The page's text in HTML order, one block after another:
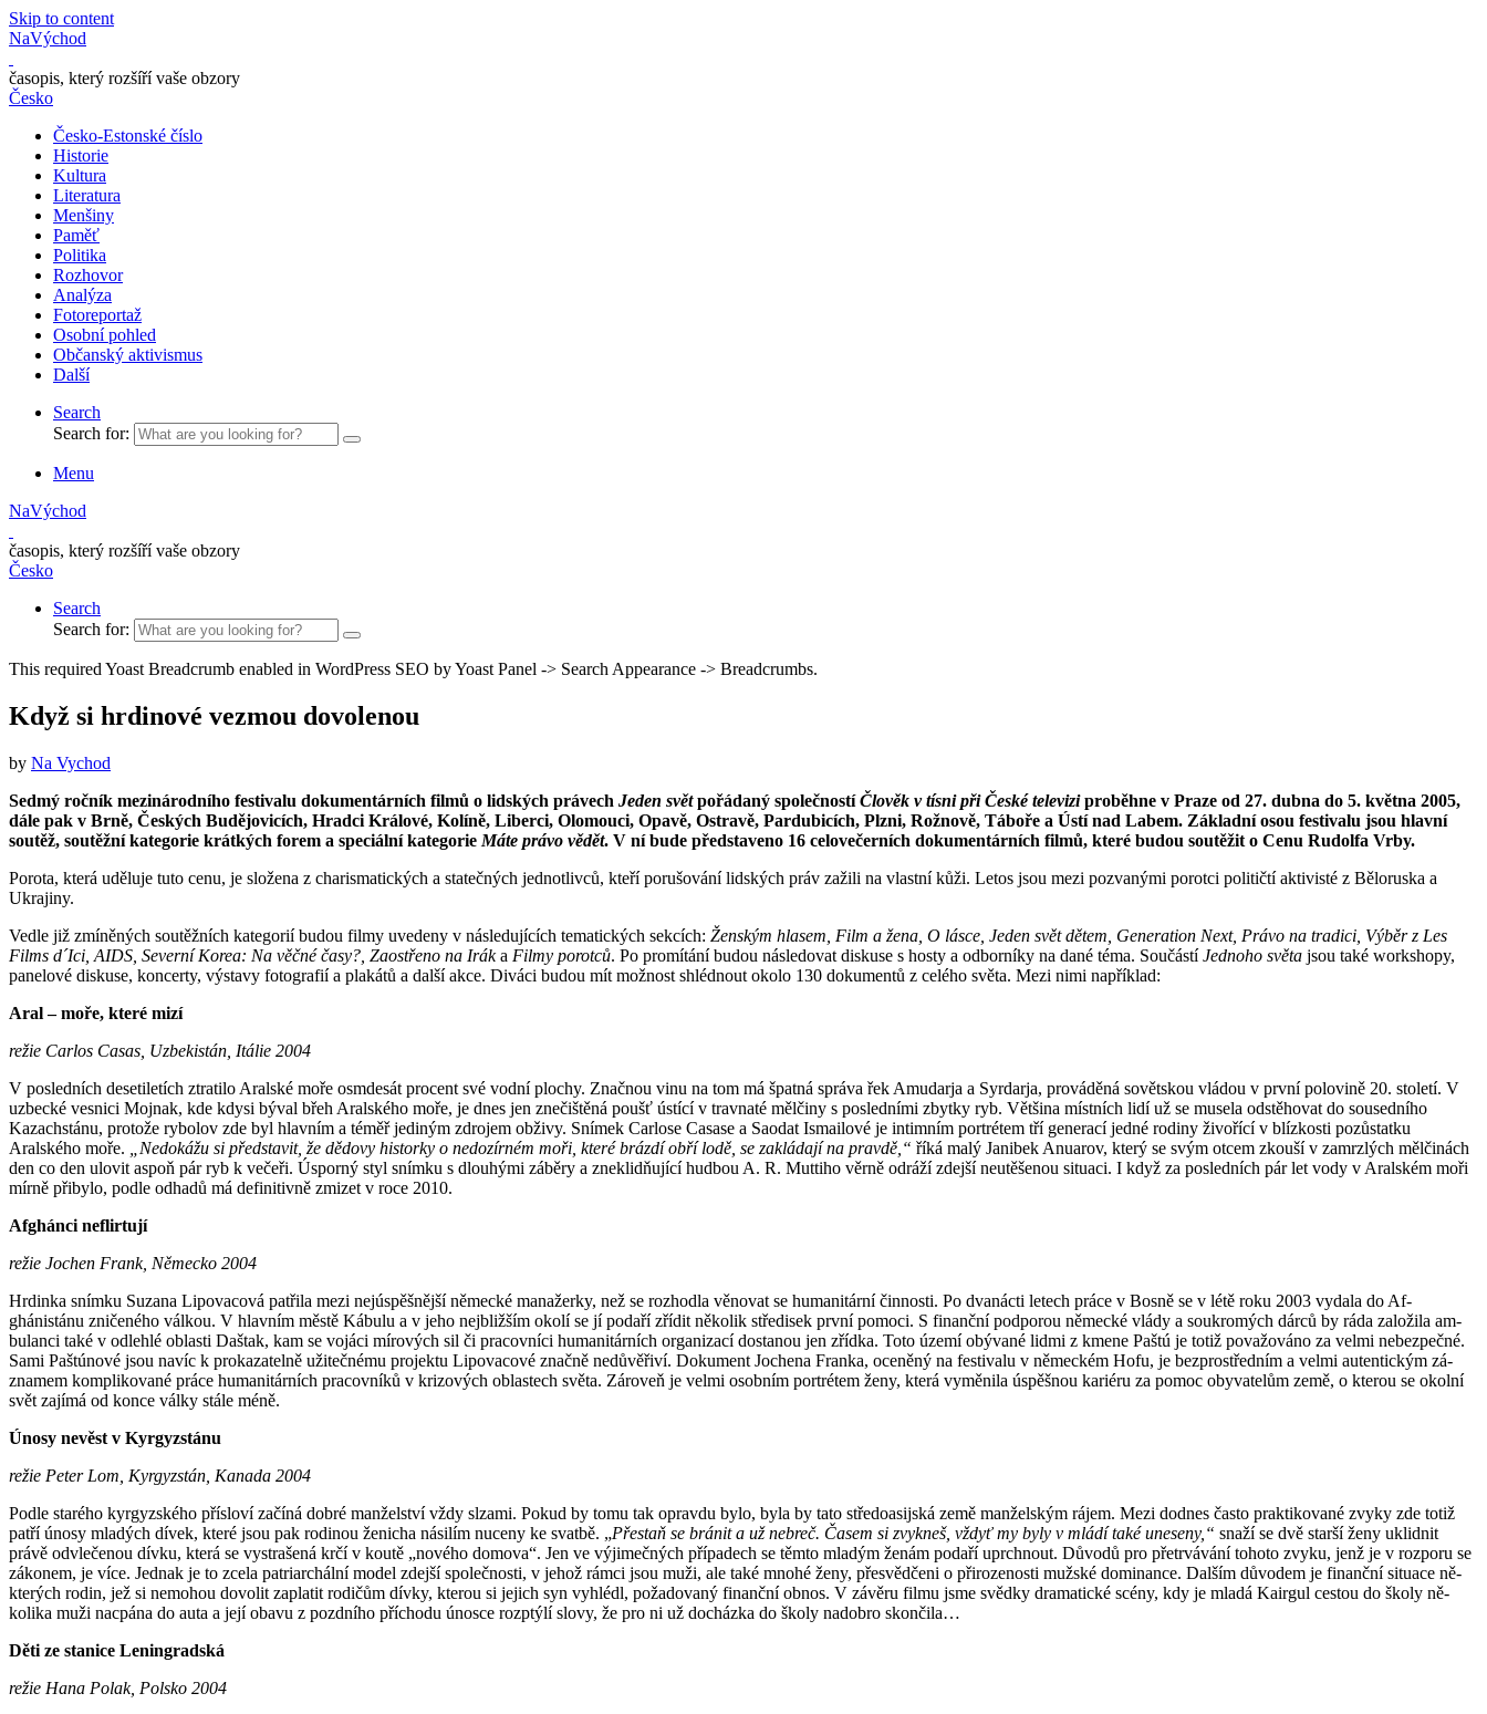
Skip to content
NaVýchod
časopis, který rozšíří vaše obzory
Česko
Česko-Estonské číslo
Historie
Kultura
Literatura
Menšiny
Paměť
Politika
Rozhovor
Analýza
Fotoreportaž
Osobní pohled
Občanský aktivismus
Další
Search
Search for:
Menu
NaVýchod
časopis, který rozšíří vaše obzory
Česko
Search
Search for:
This required Yoast Breadcrumb enabled in WordPress SEO by Yoast Panel -> Search Appearance -> Breadcrumbs.
Když si hrdinové vezmou dovolenou
by Na Vychod
Sedmý ročník mezinárodního festivalu dokumentárních filmů o lidských právech Jeden světpořádaný společnostíČlověk v tísni při České televiziproběhne v Praze od 27. dubna do 5. května 2005,
dále pak v Brně, Českých Budějovicích, Hradci Králové, Kolíně, Liberci, Olomouci, Opavě, Ostravě, Pardubicích, Plzni, Rožnově, Táboře a Ústí nad Labem. Základní osou festivalu jsou hlavní
soutěž, soutěžní kategorie krátkých forem a speciální kategorie Máte právo vědět. V ní bude představeno 16 celovečerních dokumentárních filmů, které budou soutěžit o Cenu Rudolfa Vrby.
Porota, která uděluje tuto cenu, je složena z cha­rismatických a statečných jedno­t­livců, kteří porušování lidských práv za­žili na vlastní kůži. Letos jsou mezi pozva­nými porotci političtí aktivisté z Běloruska a
Ukrajiny.
Vedle již zmíněných soutěžních kategorií budou filmy uvedeny v následujících te­ma­tických sekcích: Ženským hlasem, Film a žena, O lásce, Jeden svět dětem, Gene­ration Next, Právo na tradici, Výběr z Les
Films d´Ici, AIDS, Severní Korea: Na věčné časy?, Zaostřeno na Iráka Filmy po­rotců. Po promítání budou následovat diskuse s hosty a odborníky na dané téma. Sou­částíJednoho světa jsou také workshopy,
panelové diskuse, koncerty, výstavy foto­grafií a plakátů a další akce. Diváci budou mít možnost shlédnout okolo 130 dokumentů z celého světa. Mezi nimi například:
Aral – moře, které mizí
režie Carlos Casas, Uzbekistán, Itálie 2004
V posledních desetiletích ztratilo Aralské moře osmdesát procent své vodní plo­chy. Značnou vinu na tom má špatná správa řek Amudarja a Syrdarja, prováděná so­větskou vládou v první polovině 20. století. V
uzbecké vesnici Mojnak, kde kdysi býval břeh Aralského moře, je dnes jen znečištěná poušť ústící v travnaté měl­činy s posledními zbytky ryb. Většina mí­st­ních lidí už se musela odstěhovat do sou­sed­ního
Kazachstánu, protože rybolov zde byl hlavním a téměř jediným zdrojem ob­živy. Snímek Carlose Casase a Saodat Is­ma­ilové je intimním portrétem tří generací jedné rodiny živořící v blízkosti pozůstatku
Aralského moře.
„Nedokážu si předsta­vit, že dědovy historky o nedozírném moři, kte­ré brázdí obří lodě, se zakládají na pra­vdě,“ říká malý Janibek Anuarov, který se svým otcem zkouší v zamrzlých mělči­nách
den co den ulovit aspoň pár ryb k ve­če­ři. Úsporný styl snímku s dlouhými záběry a zneklidňující hudbou A. R. Muttiho věrně odráží zdejší neutěšenou situaci. I když za posledních pár let vody v Aralském moři
mírně přibylo, podle odhadů má de­fi­ni­tivně zmizet v roce 2010.
Afghánci neflirtují
režie Jochen Frank, Německo 2004
Hrdinka snímku Suzana Lipovacová pa­t­řila mezi nejúspěšnější německé mana­žerky, než se rozhodla věnovat se huma­nitární činnosti. Po dvanácti letech práce v Bosně se v létě roku 2003 vydala do Af­
ghánistánu zničeného válkou. V hla­vním městě Kábulu a v jeho nejbližším okolí se jí podaří zřídit několik středisek první po­moci. S finanční podporou německé vlády a soukromých dárců by ráda založila am­
bulanci také v odlehlé oblasti Daštak, kam se vojáci mírových sil či pracovníci huma­nitárních organizací dostanou jen zřídka. Toto území obývané lidmi z kmene Paštú je totiž považováno za velmi nebez­pečné.
Sami Paštúnové jsou navíc k prokazatelně užitečnému projektu Lipovacové značně nedůvěřiví. Dokument Jochena Franka, oceněný na festivalu v německém Hofu, je bezprostředním a velmi autentickým zá­
znamem komplikované práce humani­tár­ních pracovníků v krizových oblastech světa. Zároveň je velmi osobním port­ré­tem ženy, která vyměnila úspěšnou kari­éru za pomoc obyvatelům země, o kterou se okolní
svět zajímá od konce války stále méně.
Únosy nevěst v Kyrgyzstánu
režie Peter Lom, Kyrgyzstán, Kanada 2004
Podle starého kyrgyzského přísloví začíná dobré manželství vždy slzami. Pokud by tomu tak opravdu bylo, byla by tato stře­doasijská země manželským rájem. Mezi dodnes často praktikované zvyky zde to­tiž
patří únosy mladých dívek, které jsou pak rodinou ženicha násilím nuceny ke svatbě. „Přestaň se bránit a už nebreč. Časem si zvykneš, vždyť my byly v mládí také uneseny,“ snaží se dvě starší ženy uk­lidnit
právě odvlečenou dívku, která se vystrašená krčí v koutě „nového domo­va“. Jen ve výjimečných případech se těmto mladým ženám podaří uprchnout. Dů­vo­dů pro přetrvávání tohoto zvyku, jenž je v rozporu se
zákonem, je více. Jednak je to zcela patriarchální model zdejší spo­­­lečnosti, v jehož rámci jsou muži, ale také mnohé ženy, přesvědčeni o přirozenosti mužské dominance. Dalším důvodem je finanční situace ně­
kterých rodin, jež si nemohou dovolit za­platit rodičům dívky, kterou si jejich syn vyhlédl, požadovaný finanční obnos. V zá­věru filmu jsme svědky dramatické scény, kdy je mladá Kairgul cestou do školy ně­
kolika muži na­cpána do auta a její obavu z pozdního příchodu únosce rozptýlí slovy, že pro ni už docházka do školy nadobro skončila…
Děti ze stanice Leningradská
režie Hana Polak, Polsko 2004